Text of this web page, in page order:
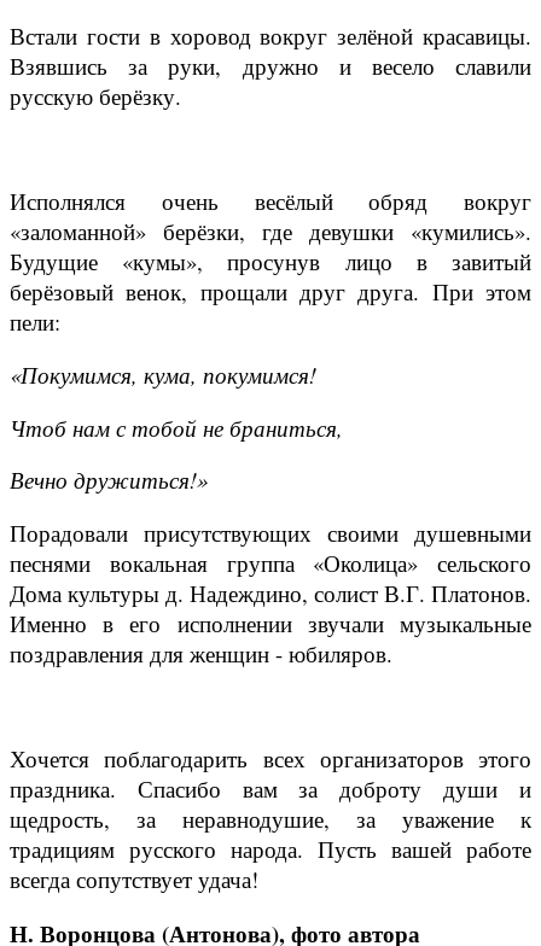
Встали гости в хоровод вокруг зелёной красавицы.
Взявшись за руки, дружно и весело славили
русскую берёзку.
Исполнялся очень весёлый обряд вокруг
«заломанной» берёзки, где девушки «кумились».
Будущие «кумы», просунув лицо в завитый
берёзовый венок, прощали друг друга. При этом
пели:
«Покумимся, кума, покумимся!
Чтоб нам с тобой не браниться,
Вечно дружиться!»
Порадовали присутствующих своими душевными
песнями вокальная группа «Околица» сельского
Дома культуры д. Надеждино, солист В.Г. Платонов.
Именно в его исполнении звучали музыкальные
поздравления для женщин - юбиляров.
Хочется поблагодарить всех организаторов этого
праздника. Спасибо вам за доброту души и
щедрость, за неравнодушие, за уважение к
традициям русского народа. Пусть вашей работе
всегда сопутствует удача!
Н. Воронцова (Антонова), фото автора